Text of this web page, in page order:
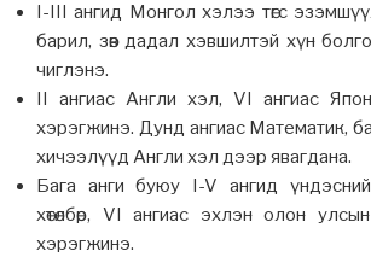
I-III ангид Монгол хэлээ төгс
барил, зөв дадал хэвшилтэй хүн
чиглэнэ.
II ангиас Англи хэл, VI ангиас Япон
хэрэгжинэ. Дунд ангиас Математик,
хичээлүүд Англи хэл дээр явагдана.
Бага анги буюу I-V ангид үндэсний
хөтөлбөр, VI ангиас эхлэн олон улсын
хэрэгжинэ.